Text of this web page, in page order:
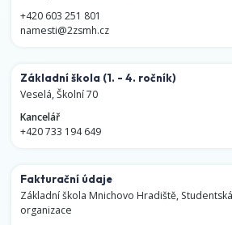
+420 603 251 801
namesti@2zsmh.cz
Základní škola (1. - 4. ročník)
Veselá, Školní 70
Kancelář
+420 733 194 649
Fakturační údaje
Základní škola Mnichovo Hradiště,
organizace